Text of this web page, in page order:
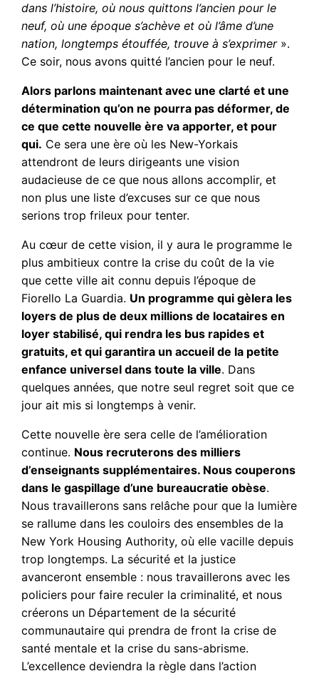
dans l’histoire, où nous quittons l’ancien pour le
neuf, où une époque s’achève et où l’âme d’une
nation, longtemps étouffée, trouve à s’exprimer».
Ce soir, nous avons quitté l’ancien pour le neuf.
Alors parlons maintenant avec une clarté et une
détermination qu’on ne pourra pas déformer, de
ce que cette nouvelle ère va apporter, et pour
qui. Ce sera une ère où les New-Yorkais
attendront de leurs dirigeants une vision
audacieuse de ce que nous allons accomplir, et
non plus une liste d’excuses sur ce que nous
serions trop frileux pour tenter.
Au cœur de cette vision, il y aura le programme le
plus ambitieux contre la crise du coût de la vie
que cette ville ait connu depuis l’époque de
Fiorello La Guardia. Un programme qui gèlera les
loyers de plus de deux millions de locataires en
loyer stabilisé, qui rendra les bus rapides et
gratuits, et qui garantira un accueil de la petite
enfance universel dans toute la ville. Dans
quelques années, que notre seul regret soit que ce
jour ait mis si longtemps à venir.
Cette nouvelle ère sera celle de l’amélioration
continue. Nous recruterons des milliers
d’enseignants supplémentaires. Nous couperons
dans le gaspillage d’une bureaucratie obèse.
Nous travaillerons sans relâche pour que la lumière
se rallume dans les couloirs des ensembles de la
New York Housing Authority, où elle vacille depuis
trop longtemps. La sécurité et la justice
avanceront ensemble : nous travaillerons avec les
policiers pour faire reculer la criminalité, et nous
créerons un Département de la sécurité
communautaire qui prendra de front la crise de
santé mentale et la crise du sans-abrisme.
L’excellence deviendra la règle dans l’action